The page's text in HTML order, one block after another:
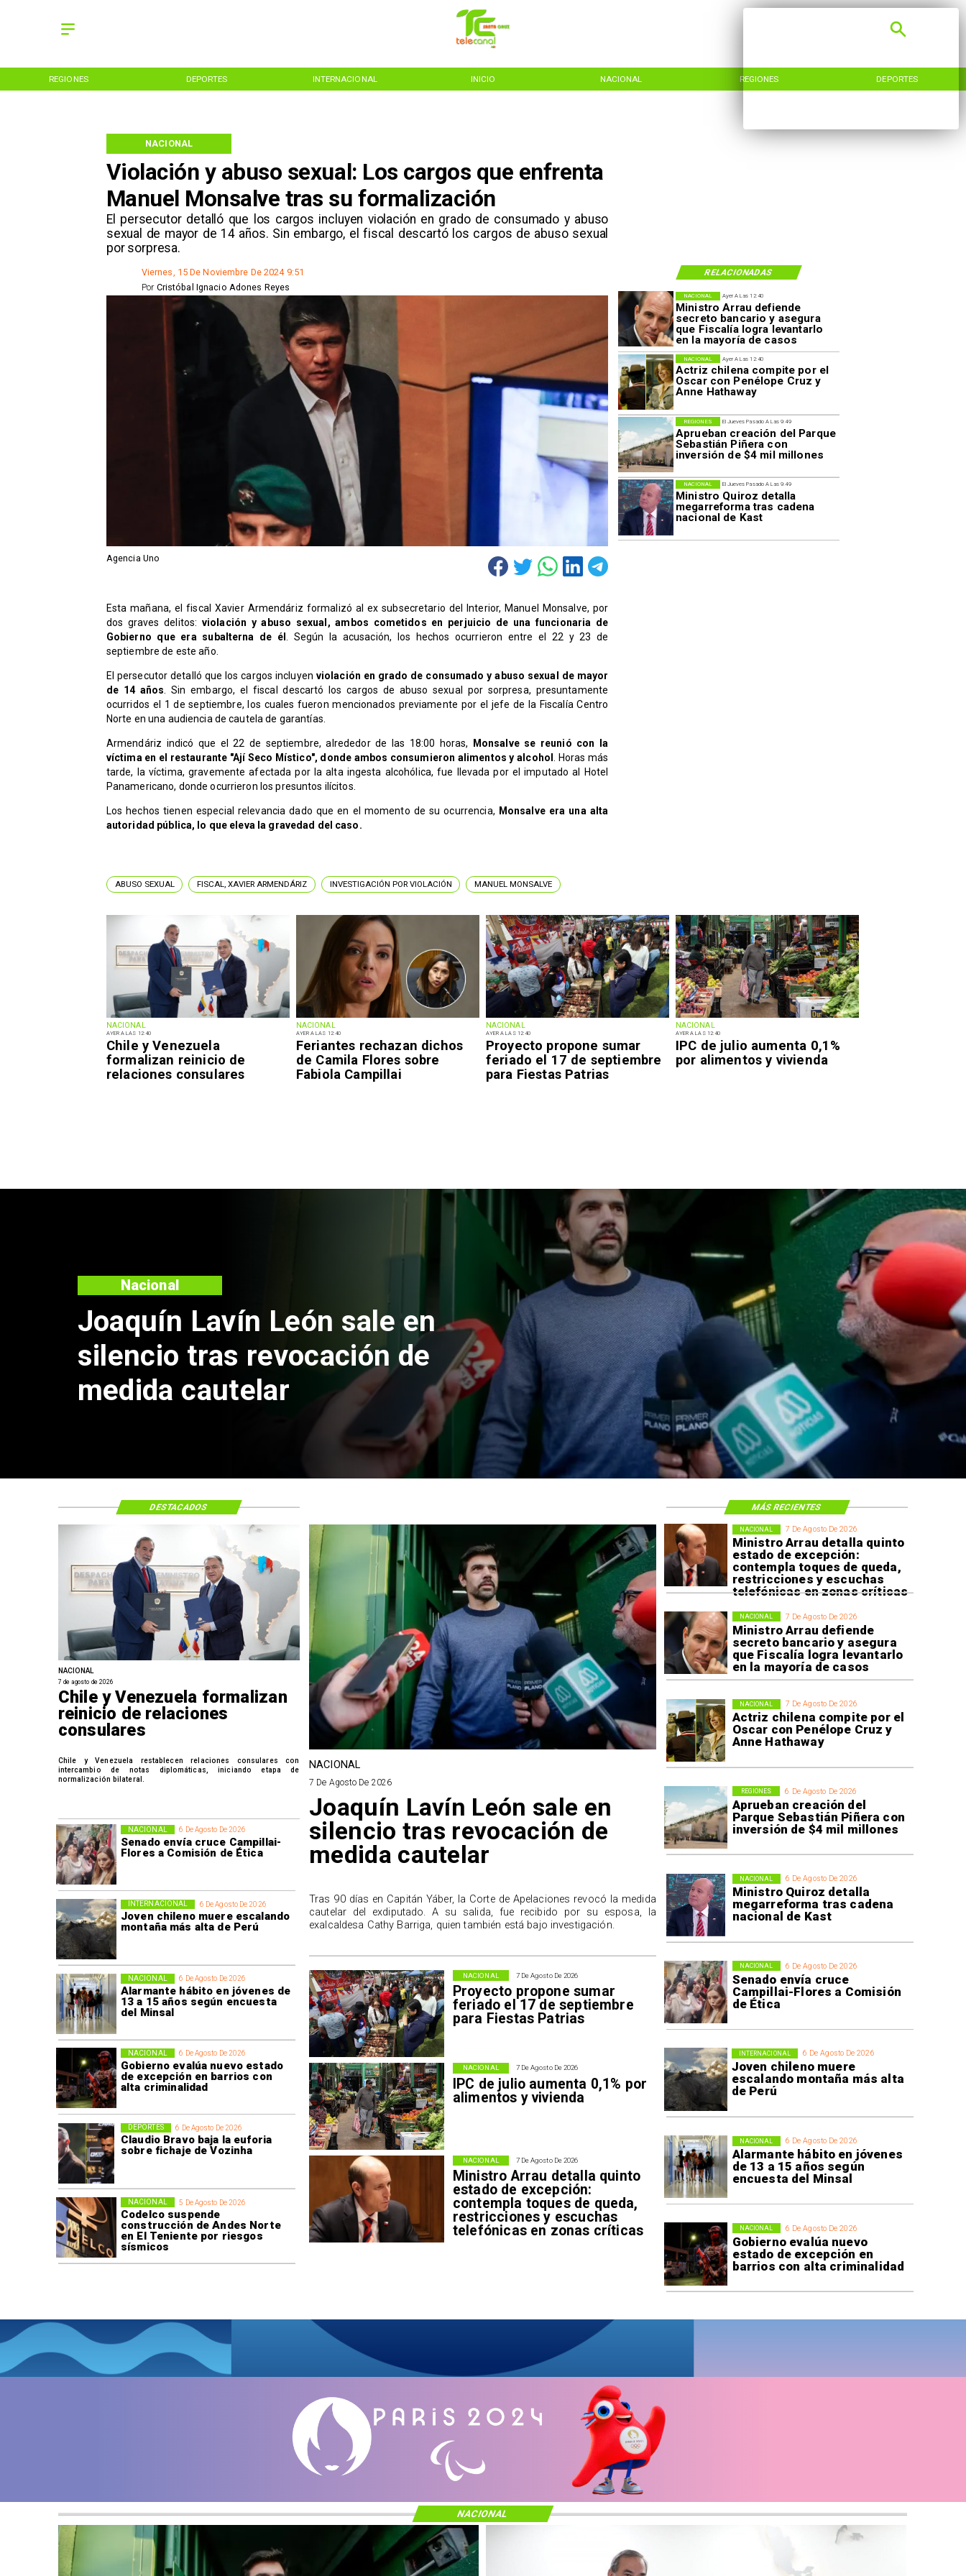
REGIONES DEPORTES INTERNACIONAL INICIO NACIONAL REGIONES DEPORTES
Violación y abuso sexual: Los cargos que enfrenta
Manuel Monsalve tras su formalización
​El persecutor detalló que los cargos incluyen violación en grado de consumado y abuso
sexual de mayor de 14 años. Sin embargo, el fiscal descartó los cargos de abuso sexual
por sorpresa.
NACIONAL
RELACIONADAS
Viernes, 15 De Noviembre De 2024 9:51
Cristóbal Ignacio Adones Reyes
Por
Agencia Uno
NACIONAL
AYER A LAS 12:40
Chile y Venezuela
formalizan reinicio de
relaciones consulares
NACIONAL
AYER A LAS 12:40
Feriantes rechazan dichos
de Camila Flores sobre
Fabiola Campillai
NACIONAL
AYER A LAS 12:40
Proyecto propone sumar
feriado el 17 de septiembre
para Fiestas Patrias
NACIONAL
AYER A LAS 12:40
IPC de julio aumenta 0,1%
por alimentos y vivienda
Ayer A Las 12:40
Ministro Arrau defiende
secreto bancario y asegura
que Fiscalía logra levantarlo
en la mayoría de casos
NACIONAL
Ayer A Las 12:40
Actriz chilena compite por el
Oscar con Penélope Cruz y
Anne Hathaway
NACIONAL
El Jueves Pasado A Las 9:49
Aprueban creación del Parque
Sebastián Piñera con
inversión de $4 mil millones
REGIONES
El Jueves Pasado A Las 9:49
Ministro Quiroz detalla
megarreforma tras cadena
nacional de Kast
NACIONAL
Esta mañana, el fiscal Xavier Armendáriz formalizó al ex subsecretario del Interior, Manuel Monsalve, por
dos graves delitos: violación y abuso sexual, ambos cometidos en perjuicio de una funcionaria de
Gobierno que era subalterna de él
. Según la acusación, los hechos ocurrieron entre el 22 y 23 de
septiembre de este año.
El persecutor detalló que los cargos incluyen violación en grado de consumado y abuso sexual de mayor
de 14 años . Sin embargo, el fiscal descartó los cargos de abuso sexual por sorpresa, presuntamente
ocurridos el 1 de septiembre, los cuales fueron mencionados previamente por el jefe de la Fiscalía Centro
Norte en una audiencia de cautela de garantías.
Armendáriz indicó que el 22 de septiembre, alrededor de las 18:00 horas,
Monsalve se reunió con la
víctima en el restaurante "Ají Seco Místico", donde ambos consumieron alimentos y alcohol
. Horas más
tarde, la víctima, gravemente afectada por la alta ingesta alcohólica, fue llevada por el imputado al Hotel
Panamericano, donde ocurrieron los presuntos ilícitos.
Los hechos tienen especial relevancia dado que en el momento de su ocurrencia, Monsalve era una alta
autoridad pública, lo que eleva la gravedad del caso.
ABUSO SEXUAL FISCAL, XAVIER ARMENDÁRIZ INVESTIGACIÓN POR VIOLACIÓN MANUEL MONSALVE
Joaquín Lavín León sale en
silencio tras revocación de
medida cautelar
Nacional
7 De Agosto De 2026
Ministro Arrau detalla quinto
estado de excepción:
contempla toques de queda,
restricciones y escuchas
telefónicas en zonas críticas
NACIONAL
7 De Agosto De 2026
Ministro Arrau defiende
secreto bancario y asegura
que Fiscalía logra levantarlo
en la mayoría de casos
NACIONAL
7 De Agosto De 2026
Actriz chilena compite por el
Oscar con Penélope Cruz y
Anne Hathaway
NACIONAL
6 De Agosto De 2026
Aprueban creación del
Parque Sebastián Piñera con
inversión de $4 mil millones
REGIONES
6 De Agosto De 2026
Ministro Quiroz detalla
megarreforma tras cadena
nacional de Kast
NACIONAL
6 De Agosto De 2026
Senado envía cruce
Campillai-Flores a Comisión
de Ética
NACIONAL
6 De Agosto De 2026
Joven chileno muere
escalando montaña más alta
de Perú
INTERNACIONAL
6 De Agosto De 2026
Alarmante hábito en jóvenes
de 13 a 15 años según
encuesta del Minsal
NACIONAL
6 De Agosto De 2026
Gobierno evalúa nuevo
estado de excepción en
barrios con alta criminalidad
NACIONAL
6 De Agosto De 2026
Senado envía cruce Campillai-
Flores a Comisión de Ética
NACIONAL
6 De Agosto De 2026
Joven chileno muere escalando
montaña más alta de Perú
INTERNACIONAL
6 De Agosto De 2026
Alarmante hábito en jóvenes de
13 a 15 años según encuesta
del Minsal
NACIONAL
6 De Agosto De 2026
Gobierno evalúa nuevo estado
de excepción en barrios con
alta criminalidad
NACIONAL
6 De Agosto De 2026
Claudio Bravo baja la euforia
sobre fichaje de Vozinha
DEPORTES
5 De Agosto De 2026
Codelco suspende
construcción de Andes Norte
en El Teniente por riesgos
sísmicos
NACIONAL
7 De Agosto De 2026
Proyecto propone sumar
feriado el 17 de septiembre
para Fiestas Patrias
NACIONAL
7 De Agosto De 2026
IPC de julio aumenta 0,1% por
alimentos y vivienda
NACIONAL
7 De Agosto De 2026
Ministro Arrau detalla quinto
estado de excepción:
contempla toques de queda,
restricciones y escuchas
telefónicas en zonas críticas
NACIONAL
NACIONAL
7 de agosto de 2026
Chile y Venezuela formalizan
reinicio de relaciones
consulares
Chile y Venezuela restablecen relaciones consulares con
intercambio de notas diplomáticas, iniciando etapa de
normalización bilateral.
NACIONAL
7 De Agosto De 2026
Joaquín Lavín León sale en
silencio tras revocación de
medida cautelar
Tras 90 días en Capitán Yáber, la Corte de Apelaciones revocó la medida
cautelar del exdiputado. A su salida, fue recibido por su esposa, la
exalcaldesa Cathy Barriga, quien también está bajo investigación.
DESTACADOS MÁS RECIENTES
NACIONAL